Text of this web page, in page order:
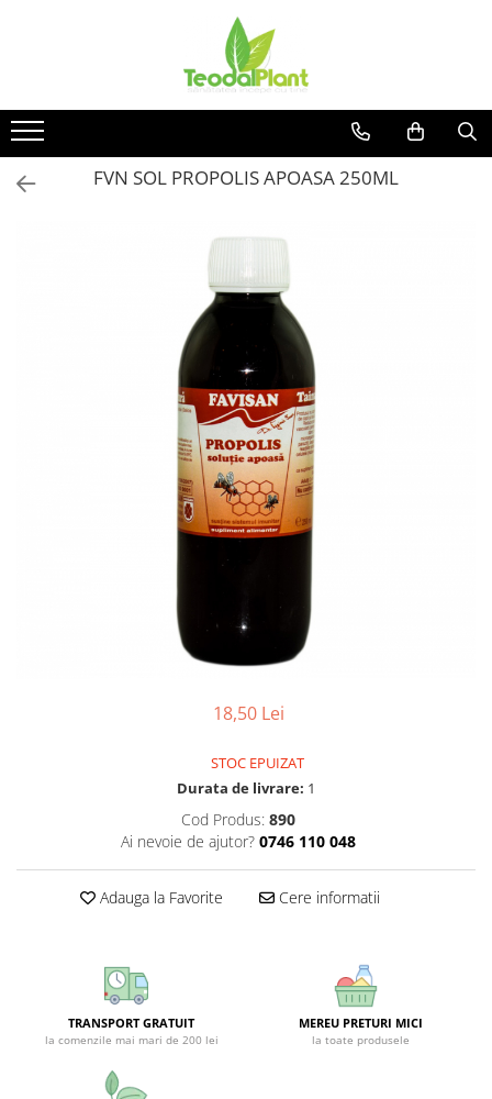
SUPLIMENTE ARTICULATII
ANTIINFLAMATOARE
SUPLIMENTE TONICE
SUPLIMENTE HORMONALE
SUPLIMENTE CARDIO VASCULARE
HEPATOPROTECTOARE-BILA
SUPLIMENTE MEMORIE SI
SUPLIMENTE SLĂBIRE
SUPLIMENTE VITAMINE ȘI
SUPLIMENTE SOMN DEPRESIE
SUPLIMENTE COLESTEROL
SUPLIMENTE RĂCEALĂ- APARAT
RESPIRATOR ANTIVIRAL
SUPLIMENTE ANTIOXIDANȚI-
ANTITUMORAL
SUPLIMENTE URO-GENITAL
ANTIPARAZITARE
SUPLIMENTE STOMAC- DIGESTIE-
COLON
COSMETICE FAȚĂ
FVN SOL PROPOLIS APOASA 250ML
18,50 Lei
STOC EPUIZAT
Durata de livrare: 1
Cod Produs: 890
Ai nevoie de ajutor? 0746 110 048
Adauga la Favorite Cere informatii
TRANSPORT GRATUIT
la comenzile mai mari de 200 lei
MEREU PRETURI MICI
la toate produsele